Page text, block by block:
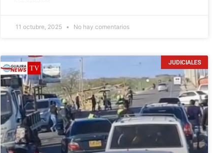
11 octubre, 2025 No hay comentarios
JUDICIALES